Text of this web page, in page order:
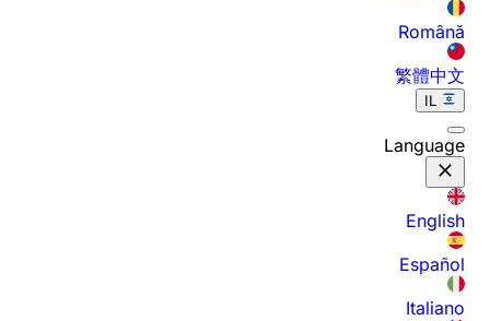
Română
繁體中文
IL
Language
English
Español
Italiano